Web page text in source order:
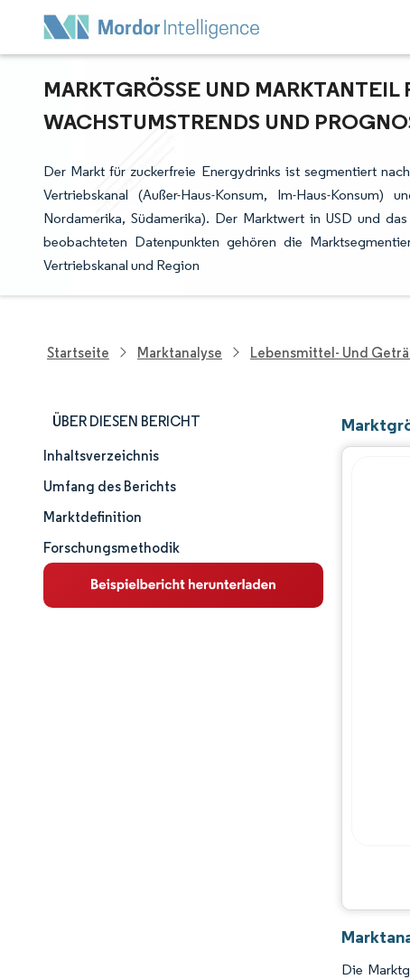
MARKTGRÖSSE UND MARKTANTEIL
ACHSTUMSTRENDS UND
Der Markt für zuckerfreie Energydrinks ist segmentiert
Vertriebskanal (Außer-Haus-Konsum, Im-Haus-
Nordamerika, Südamerika). Der Marktwert in USD und
beobachteten Datenpunkten gehören die
Vertriebskanal und Region
Startseite Marktanalyse Lebensmittel- Und
ÜBER DIESEN BERICHT
Marktschnappschuss
Marktanalyse
Wichtige Markttrends
Segmentanalyse
Inhaltsverzeichnis
Umfang des Berichts
Marktdefinition
Forschungsmethodik
Die